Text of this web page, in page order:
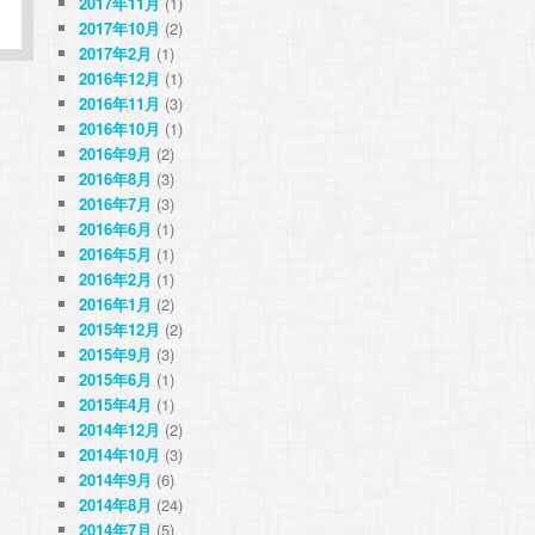
2017年10月 (2)
2017年2月 (1)
2016年12月 (1)
2016年11月 (3)
2016年10月 (1)
2016年9月 (2)
2016年8月 (3)
2016年7月 (3)
2016年6月 (1)
2016年5月 (1)
2016年2月 (1)
2016年1月 (2)
2015年12月 (2)
2015年9月 (3)
2015年6月 (1)
2015年4月 (1)
2014年12月 (2)
2014年10月 (3)
2014年9月 (6)
2014年8月 (24)
2014年7月 (5)